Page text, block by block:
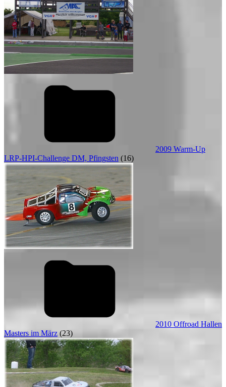
2009 Warm-Up
LRP-HPI-Challenge DM, Pfingsten (16)
2010 Offroad Hallen
Masters im März (23)